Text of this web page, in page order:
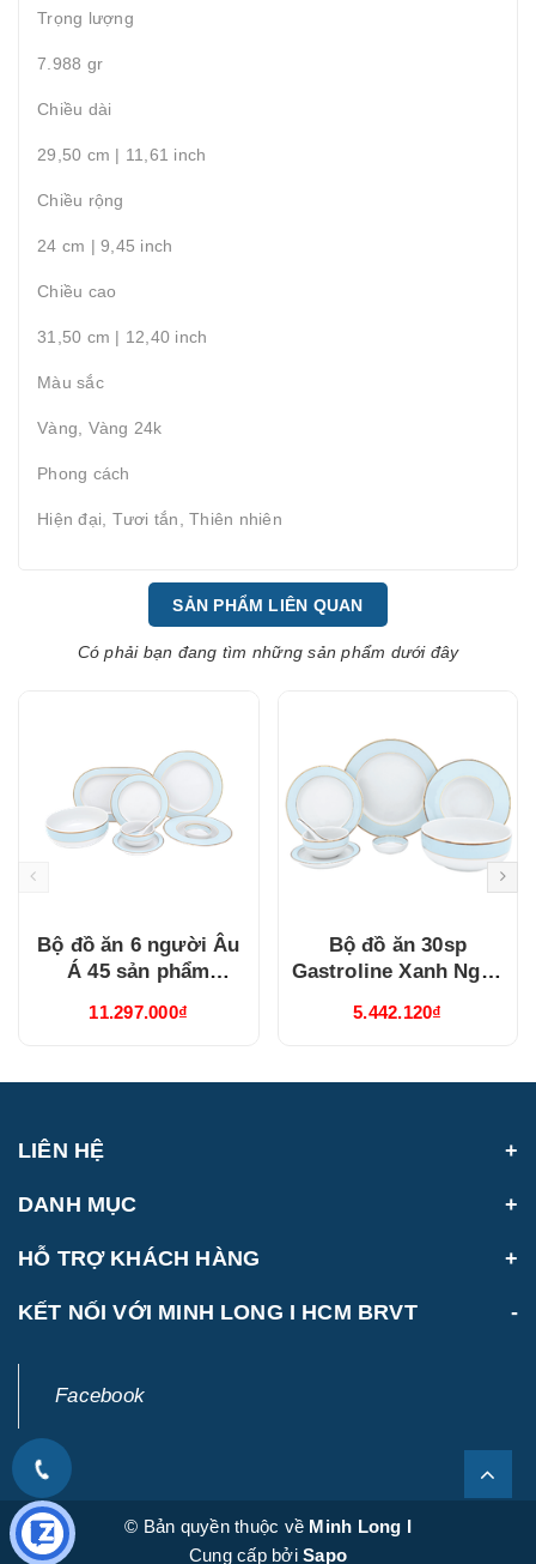
Trọng lượng
7.988 gr
Chiều dài
29,50 cm | 11,61 inch
Chiều rộng
24 cm | 9,45 inch
Chiều cao
31,50 cm | 12,40 inch
Màu sắc
Vàng, Vàng 24k
Phong cách
Hiện đại, Tươi tắn, Thiên nhiên
SẢN PHẨM LIÊN QUAN
Có phải bạn đang tìm những sản phẩm dưới đây
Bộ đồ ăn 6 người Âu
Á 45 sản phẩm
(4506AA489)
11.297.000₫
Bộ đồ ăn 30sp
Gastroline Xanh Ngọc
5.442.120₫
LIÊN HỆ
DANH MỤC
HỖ TRỢ KHÁCH HÀNG
KẾT NỐI VỚI MINH LONG I HCM BRVT
Facebook
© Bản quyền thuộc về Minh Long I
Cung cấp bởiSapo